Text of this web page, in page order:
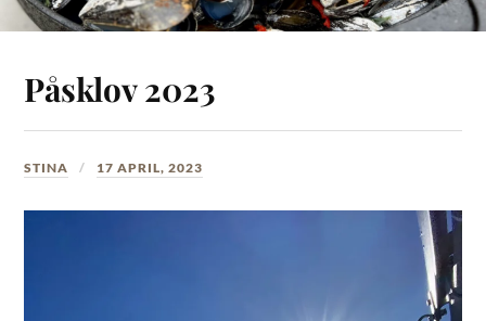
Påsklov 2023
STINA 17 APRIL, 2023